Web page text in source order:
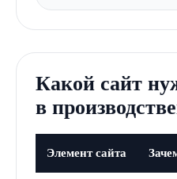
Какой сайт
в
Элемент сайта